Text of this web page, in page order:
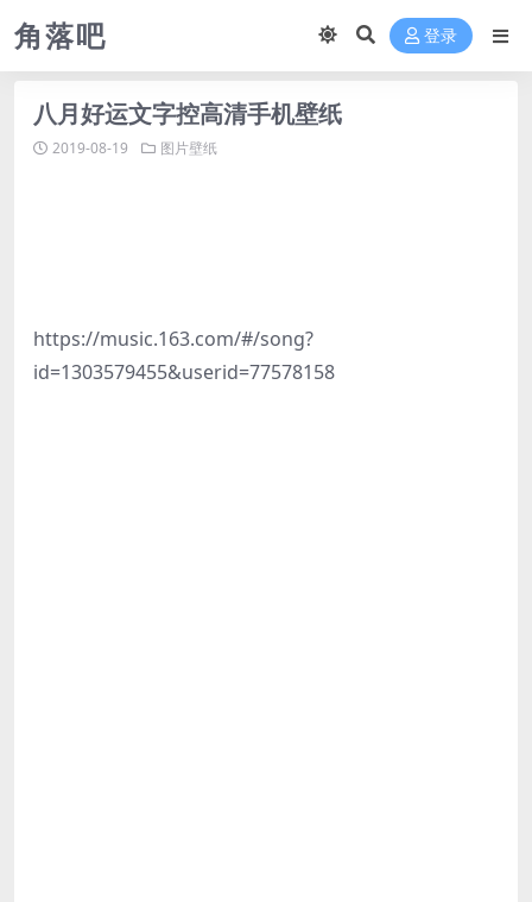
角落吧 登录
八月好运文字控高清手机壁纸
2019-08-19 图片壁纸
https://music.163.com/#/song?
id=1303579455&userid=77578158